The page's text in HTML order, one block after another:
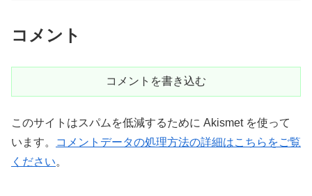
コメント
コメントを書き込む
このサイトはスパムを低減するために Akismet を使って
います。
コメントデータの処理方法の詳細はこちらをご覧
ください。